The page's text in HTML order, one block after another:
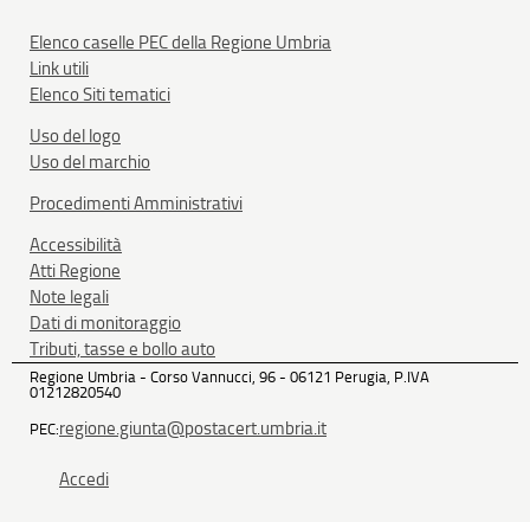
Elenco caselle PEC della Regione Umbria
Link utili
Elenco Siti tematici
Uso del logo
Uso del marchio
Procedimenti Amministrativi
Accessibilità
Atti Regione
Note legali
Dati di monitoraggio
Tributi, tasse e bollo auto
Regione Umbria - Corso Vannucci, 96 - 06121 Perugia, P.IVA
01212820540
PEC:regione.giunta@postacert.umbria.it
Accedi